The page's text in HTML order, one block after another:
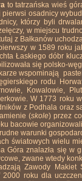
to tatrzańska wieś
pierwsi osadnicy
którzy byli
w miejscu
z Bałkanów
w 1589 roku
Łaskiego dóbr
się polsko-
wspominają
rodu
Kowalowie,
W 1773 roku
z Podhala oraz
(skole) przez
bacowie
warunki
światowych wielu
Góra znalazła się
zwane wtedy
Zawody
2000 roku dla